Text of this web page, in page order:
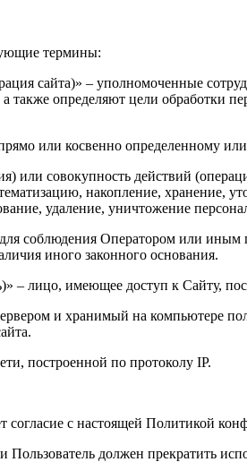
термины:
сайта)» – уполномоченные
определяют цели обработки
или косвенно определенному
или совокупность действий
накопление, хранение,
удаление, уничтожение
соблюдения Оператором или
иного законного основания.
– лицо, имеющее доступ к Сайту,
и хранимый на компьютере
построенной по протоколу IP.
согласие с настоящей Политикой
должен прекратить